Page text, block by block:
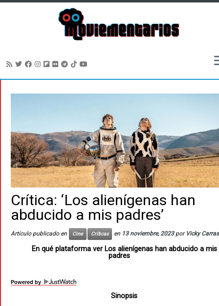
Crítica: ‘Los alienígenas han
abducido a mis padres’
Artículo publicado en Cine Críticas en 13 noviembre, 2023 por Vicky Carras
En qué plataforma ver Los alienígenas han abducido a mis
padres
Powered by
Sinopsis